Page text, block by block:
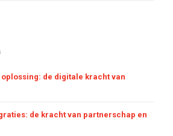
de digitale kracht van
de kracht van partnerschap en